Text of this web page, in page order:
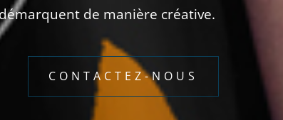
démarquent de manière créative.
CONTACTEZ-NOUS